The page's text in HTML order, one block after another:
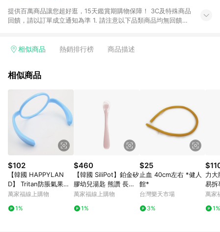
提供百萬商品讓您超好逛，15天鑑賞期購物保障！ 3C及特殊商品
回饋，請以訂單成立通知為準 1. 請注意以下品類商品均無回饋：
電玩/遊戲/相機/單眼/鏡頭/拍立得 [2024/6/1起適用] -內接硬
的購回饋活動享Yahoo超贈點回饋者 - 購物中心商店之商品：商
3. 訂單回饋金額將扣除運費/購物金/超贈點/福利金/紅利折抵/折
價券等虛擬貨幣折抵 4. 大宗採購或批發轉賣不具回饋資格： 如
有相關事證認定您為大宗採購、批發轉賣而非最終消費使用者，
相關認定以Yahoo購物中心之認定為準
相似商品 熱銷排行榜 商品描述
相似商品
$102
【韓國 HAPPYLAN
D】 Tritan防脹氣果汁
杯【把手】通用200/2
萬家福線上購物
1%
$460
【韓國 SiliPot】鉑金矽
膠幼兒湯匙 熊讚 長頸
鹿 附保存盒(可熱水消
湯匙 餵食湯匙)
萬家福線上購物
1%
$25
止血 40cm左右 *健人
館*
台灣樂天市場
3%
力
易拆
(多
萬家
1%